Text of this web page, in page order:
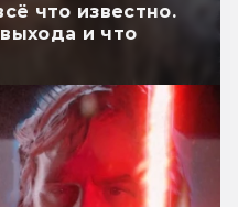
что известно.
и что